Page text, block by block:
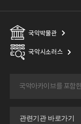
국악박물관
국악시소러스